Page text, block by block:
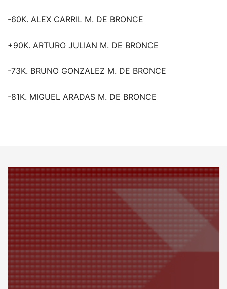
-60K. ALEX CARRIL M. DE BRONCE
+90K. ARTURO JULIAN M. DE BRONCE
-73K. BRUNO GONZALEZ M. DE BRONCE
-81K. MIGUEL ARADAS M. DE BRONCE